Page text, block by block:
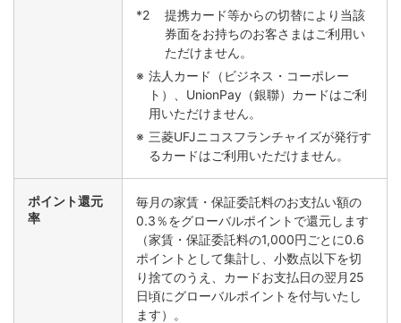
提携カード等からの切替により当該
券面をお持ちのお客さまはご利用い
ただけません。
法人カード（ビジネス・コーポレー
ト）、UnionPay（銀聯）カードはご利
用いただけません。
三菱UFJニコスフランチャイズが発行す
るカードはご利用いただけません。
ポイント還元
率
毎月の家賃・保証委託料のお支払い額の
0.3％をグローバルポイントで還元します
（家賃・保証委託料の1,000円ごとに0.6
ポイントとして集計し、小数点以下を切
り捨てのうえ、カードお支払日の翌月25
日頃にグローバルポイントを付与いたし
ます）。